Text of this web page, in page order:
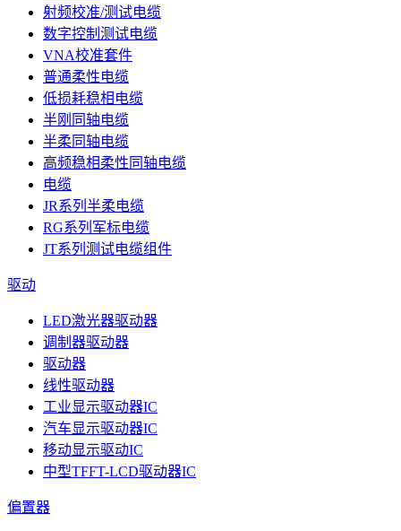
射频校准/测试电缆
数字控制测试电缆
VNA校准套件
普通柔性电缆
低损耗稳相电缆
半刚同轴电缆
半柔同轴电缆
高频稳相柔性同轴电缆
电缆
JR系列半柔电缆
RG系列军标电缆
JT系列测试电缆组件
驱动
LED激光器驱动器
调制器驱动器
驱动器
线性驱动器
工业显示驱动器IC
汽车显示驱动器IC
移动显示驱动IC
中型TFFT-LCD驱动器IC
偏置器